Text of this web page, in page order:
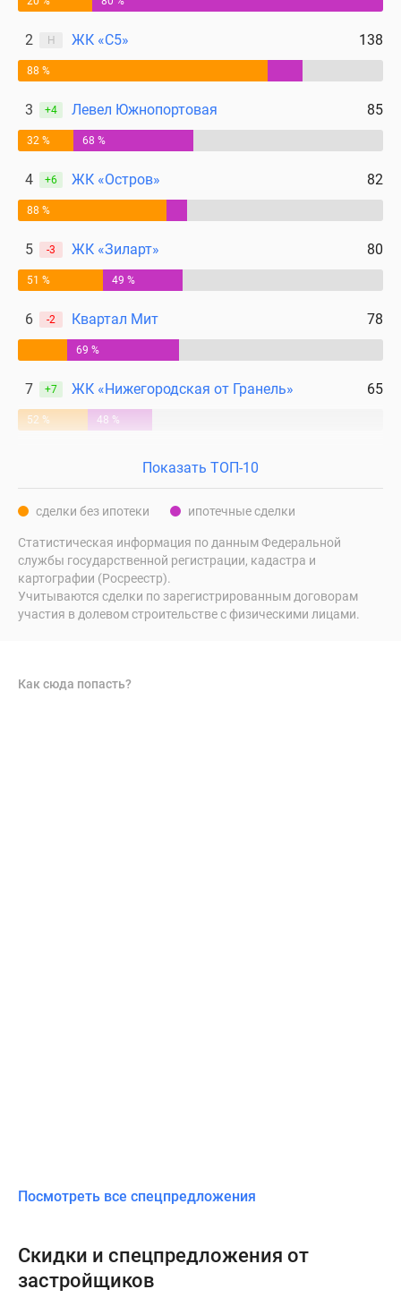
2 Н ЖК «С5» 138
88 %
3 +4 Левел Южнопортовая 85
32 % 68 %
4 +6 ЖК «Остров» 82
88 %
5 -3 ЖК «Зиларт» 80
51 % 49 %
6 -2 Квартал Мит 78
69 %
7 +7 ЖК «Нижегородская от Гранель» 65
52 % 48 %
Показать ТОП-10
сделки без ипотеки ипотечные сделки
Статистическая информация по данным Федеральной
службы государственной регистрации, кадастра и
картографии (Росреестр).
Учитываются сделки по зарегистрированным договорам
участия в долевом строительстве с физическими лицами.
Как сюда попасть?
Посмотреть все спецпредложения
Скидки и спецпредложения от
застройщиков